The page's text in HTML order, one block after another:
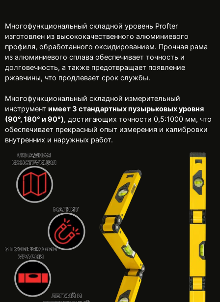
Многофункциональный складной уровень Profter
изготовлен из высококачественного алюминиевого
профиля, обработанного оксидированием. Прочная рама
из алюминиевого сплава обеспечивает точность и
долговечность, а также предотвращает появление
ржавчины, что продлевает срок службы.
Многофункциональный складной измерительный
инструмент имеет 3 стандартных пузырьковых уровня
(90°, 180° и 90°), достигающих точности 0,5:1000 мм, что
обеспечивает прекрасный опыт измерения и калибровки
внутренних и наружных работ.